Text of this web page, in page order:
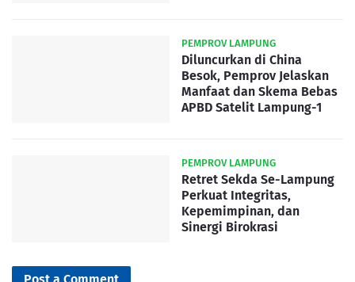
PEMPROV LAMPUNG
Diluncurkan di China
Besok, Pemprov Jelaskan
Manfaat dan Skema Bebas
APBD Satelit Lampung-1
PEMPROV LAMPUNG
Retret Sekda Se-Lampung
Perkuat Integritas,
Kepemimpinan, dan
Sinergi Birokrasi
Post a Comment